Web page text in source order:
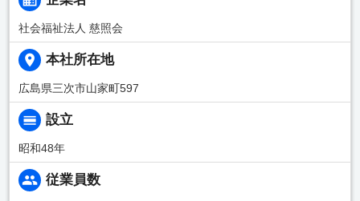
社会福祉法人 慈照会
本社所在地
広島県三次市山家町597
設立
昭和48年
従業員数